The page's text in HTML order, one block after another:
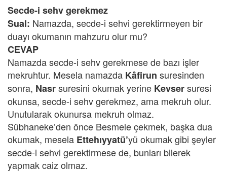
Secde-i sehv gerekmez
Sual: Namazda, secde-i sehvi gerektirmeyen bir
duayı okumanın mahzuru olur mu?
CEVAP
Namazda secde-i sehv gerekmese de bazı işler
mekruhtur. Mesela namazda Kâfirun suresinden
sonra, Nasrsuresini okumak yerine Kevsersuresi
okunsa, secde-i sehv gerekmez, ama mekruh olur.
Unutularak okunursa mekruh olmaz.
Sübhaneke’den önce Besmele çekmek, başka dua
okumak, mesela Ettehıyyatü’yü okumak gibi şeyler
secde-i sehvi gerektirmese de, bunları bilerek
yapmak caiz olmaz.